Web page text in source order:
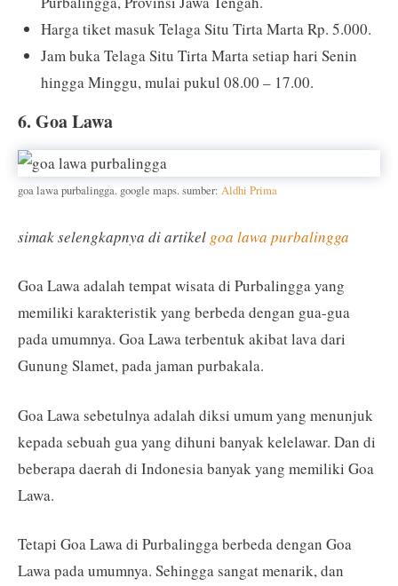
Harga tiket masuk Telaga Situ Tirta Marta Rp. 5.000.
Jam buka Telaga Situ Tirta Marta setiap hari Senin
hingga Minggu, mulai pukul 08.00 – 17.00.
6. Goa Lawa
goa lawa purbalingga. google maps. sumber: Aldhi Prima
simak selengkapnya di artikel goa lawa purbalingga
Goa Lawa adalah tempat wisata di Purbalingga yang
memiliki karakteristik yang berbeda dengan gua-gua
pada umumnya. Goa Lawa terbentuk akibat lava dari
Gunung Slamet, pada jaman purbakala.
Goa Lawa sebetulnya adalah diksi umum yang menunjuk
kepada sebuah gua yang dihuni banyak kelelawar. Dan di
beberapa daerah di Indonesia banyak yang memiliki Goa
Lawa.
Tetapi Goa Lawa di Purbalingga berbeda dengan Goa
Lawa pada umumnya. Sehingga sangat menarik, dan